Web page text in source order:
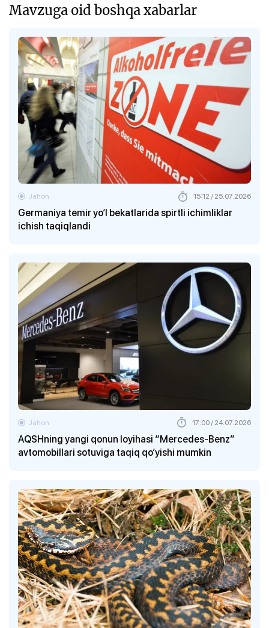
Mavzuga oid boshqa xabarlar
Germaniya temir yo‘l bekatlarida spirtli ichimliklar
ichish taqiqlandi
Jahon 15:12 / 25.07.2026
AQSHning yangi qonun loyihasi “Mercedes-Benz”
avtomobillari sotuviga taqiq qo‘yishi mumkin
Jahon 17:00 / 24.07.2026